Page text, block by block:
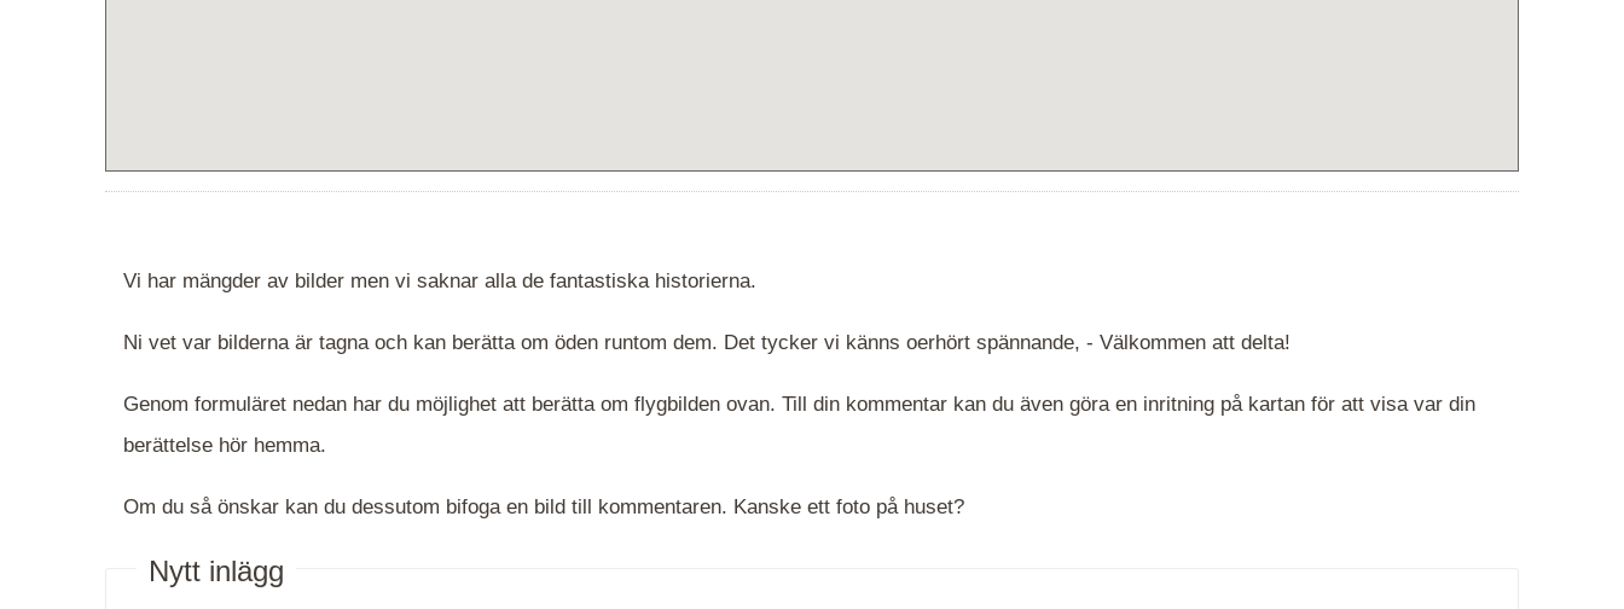
Vi har mängder av bilder men vi saknar alla de fantastiska historierna.
Ni vet var bilderna är tagna och kan berätta om öden runtom dem. Det tycker vi känns oerhört spännande, - Välkommen att delta!
Genom formuläret nedan har du möjlighet att berätta om flygbilden ovan. Till din kommentar kan du även göra en inritning på kartan för att visa var din
berättelse hör hemma.
Om du så önskar kan du dessutom bifoga en bild till kommentaren. Kanske ett foto på huset?
Nytt inlägg